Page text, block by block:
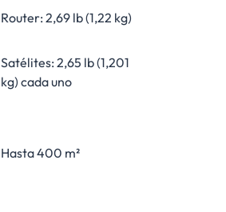
Router: 2,69 lb (1,22 kg)
Satélites: 2,65 lb (1,201
kg) cada uno
Hasta 400 m²